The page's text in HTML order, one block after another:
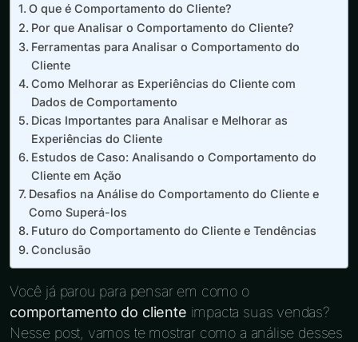
O que é Comportamento do Cliente?
Por que Analisar o Comportamento do Cliente?
Ferramentas para Analisar o Comportamento do
Cliente
Como Melhorar as Experiências do Cliente com
Dados de Comportamento
Dicas Importantes para Analisar e Melhorar as
Experiências do Cliente
Estudos de Caso: Analisando o Comportamento do
Cliente em Ação
Desafios na Análise do Comportamento do Cliente e
Como Superá-los
Futuro do Comportamento do Cliente e Tendências
Conclusão
Você já parou para pensar em como o
comportamento do cliente impacta suas vendas?
Nesse post, vamos te mostrar como a análise desses